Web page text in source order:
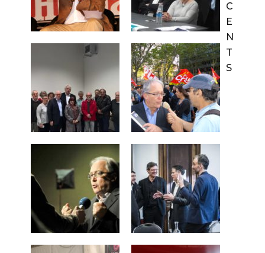
C
E
N
T
S